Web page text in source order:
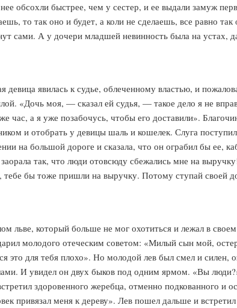
обсохли быстрее, чем у сестер, и ее выдали замуж
то так оно и будет, а коли не сделаешь, все равно
сами. А у дочери младшей невинность была на устах,
девица явилась к судье, облеченному властью, и
«Дочь моя, — сказал ей судья, — такое дело я не
час, а я уже позабочусь, чтобы его доставили».
и отобрать у девицы шаль и кошелек. Слуга
на большой дороге и сказала, что он ограбил бы ее,
так, что люди отовсюду сбежались мне на
бы тоже пришли на выручку. Потому ступай своей
льве, который больше не мог охотиться и лежал в
молодого отеческим советом: «Милый сын мой,
это для тебя плохо». Но молодой лев был смел и силен,
И увидел он двух быков под одним ярмом. «Вы
здоровенного жеребца, отменно подкованного и
привязал меня к дереву». Лев пошел дальше и